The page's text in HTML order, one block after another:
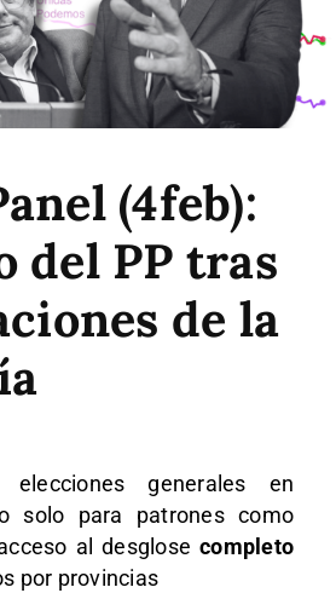
(4feb):
del PP tras
de la
elecciones generales en
solo para patrones como
al desglose completo
por provincias